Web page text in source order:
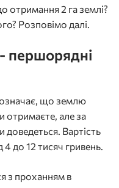
отримання 2 га землі?
Розповімо далі.
першорядні
що землю
отримаєте, але за
Вартість
до 12 тисяч гривень.
з проханням в